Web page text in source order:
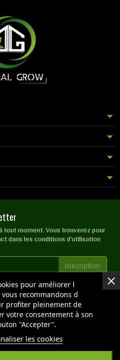
pour améliorer l
recommandons d
profiter pleinement de
votre consentement à son
"Accepter".
les cookies
tout moment. Vous trouverez pour
dans les conditions d'utilisation
et lapolitique de